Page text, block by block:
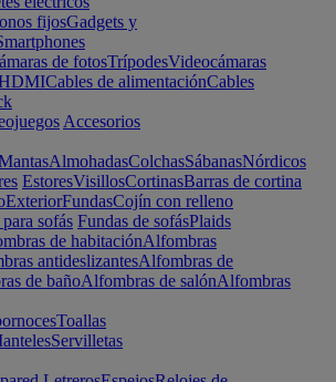
fijosGadgets y
de fotosTrípodesVideocámaras
Cables de alimentaciónCables
Accesorios
AlmohadasColchasSábanasNórdicos
EstoresVisillosCortinasBarras de cortina
ExteriorFundasCojín con relleno
sofás Fundas de sofásPlaids
de habitaciónAlfombras
antideslizantesAlfombras de
de bañoAlfombras de salónAlfombras
Toallas
Servilletas